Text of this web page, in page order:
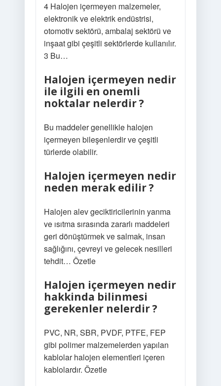
4 Halojen içermeyen malzemeler,
elektronik ve elektrik endüstrisi,
otomotiv sektörü, ambalaj sektörü ve
inşaat gibi çeşitli sektörlerde kullanılır.
3 Bu…
Halojen içermeyen nedir
ile ilgili en onemli
noktalar nelerdir ?
Bu maddeler genellikle halojen
içermeyen bileşenlerdir ve çeşitli
türlerde olabilir.
Halojen içermeyen nedir
neden merak edilir ?
Halojen alev geciktiricilerinin yanma
ve ısıtma sırasında zararlı maddeleri
geri dönüştürmek ve salmak, insan
sağlığını, çevreyi ve gelecek nesilleri
tehdit… Özetle
Halojen içermeyen nedir
hakkinda bilinmesi
gerekenler nelerdir ?
PVC, NR, SBR, PVDF, PTFE, FEP
gibi polimer malzemelerden yapılan
kablolar halojen elementleri içeren
kablolardır. Özetle